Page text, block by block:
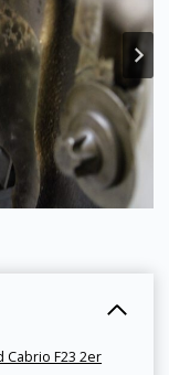
Cabrio F23 2er